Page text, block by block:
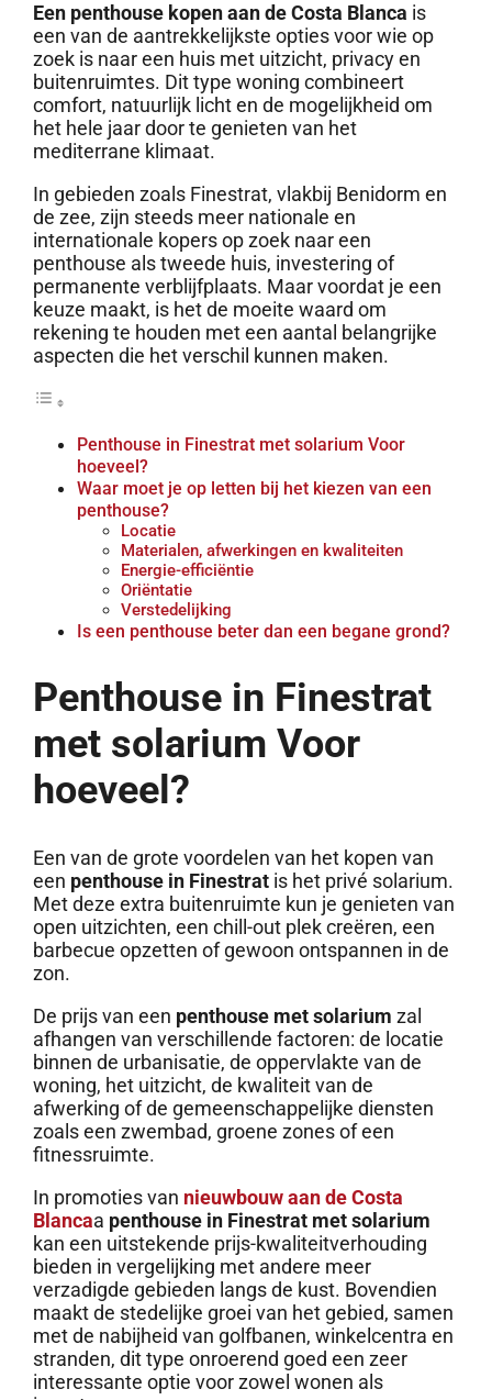
Een penthouse kopen aan de Costa Blanca is
een van de aantrekkelijkste opties voor wie op
zoek is naar een huis met uitzicht, privacy en
buitenruimtes. Dit type woning combineert
comfort, natuurlijk licht en de mogelijkheid om
het hele jaar door te genieten van het
mediterrane klimaat.
In gebieden zoals Finestrat, vlakbij Benidorm en
de zee, zijn steeds meer nationale en
internationale kopers op zoek naar een
penthouse als tweede huis, investering of
permanente verblijfplaats. Maar voordat je een
keuze maakt, is het de moeite waard om
rekening te houden met een aantal belangrijke
aspecten die het verschil kunnen maken.
Penthouse in Finestrat met solarium Voor
hoeveel?
Waar moet je op letten bij het kiezen van een
penthouse?
Locatie
Materialen, afwerkingen en kwaliteiten
Energie-efficiëntie
Oriëntatie
Verstedelijking
Is een penthouse beter dan een begane grond?
Penthouse in Finestrat
met solarium Voor
hoeveel?
Een van de grote voordelen van het kopen van
een penthouse in Finestratis het privé solarium.
Met deze extra buitenruimte kun je genieten van
open uitzichten, een chill-out plek creëren, een
barbecue opzetten of gewoon ontspannen in de
zon.
De prijs van een penthouse met solarium zal
afhangen van verschillende factoren: de locatie
binnen de urbanisatie, de oppervlakte van de
woning, het uitzicht, de kwaliteit van de
afwerking of de gemeenschappelijke diensten
zoals een zwembad, groene zones of een
fitnessruimte.
In promoties van nieuwbouw aan de Costa
Blancaa penthouse in Finestrat met solarium
kan een uitstekende prijs-kwaliteitverhouding
bieden in vergelijking met andere meer
verzadigde gebieden langs de kust. Bovendien
maakt de stedelijke groei van het gebied, samen
met de nabijheid van golfbanen, winkelcentra en
stranden, dit type onroerend goed een zeer
interessante optie voor zowel wonen als